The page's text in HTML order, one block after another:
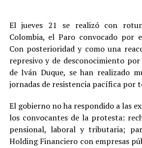
El jueves 21 se realizó con
Colombia, el Paro convocado por
Con posterioridad y como una
represivo y de desconocimiento
de Iván Duque, se han realizado
jornadas de resistencia pacífica por
El gobierno no ha respondido a las
los convocantes de la protesta:
pensional, laboral y tributaria;
Holding Financiero con empresas